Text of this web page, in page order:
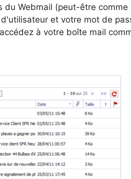
du Webmail (peut-être comme
et votre mot de
à votre boîte mail